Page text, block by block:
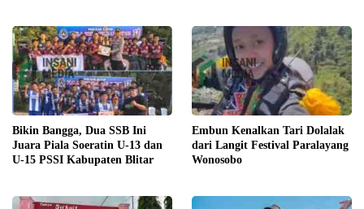
Bikin Bangga, Dua SSB Ini
Juara Piala Soeratin U-13 dan
U-15 PSSI Kabupaten Blitar
Embun Kenalkan Tari Dolalak
dari Langit Festival Paralayang
Wonosobo